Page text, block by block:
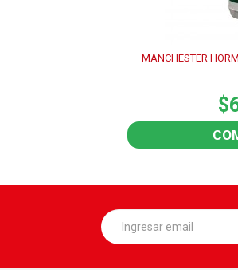
MANCHESTER